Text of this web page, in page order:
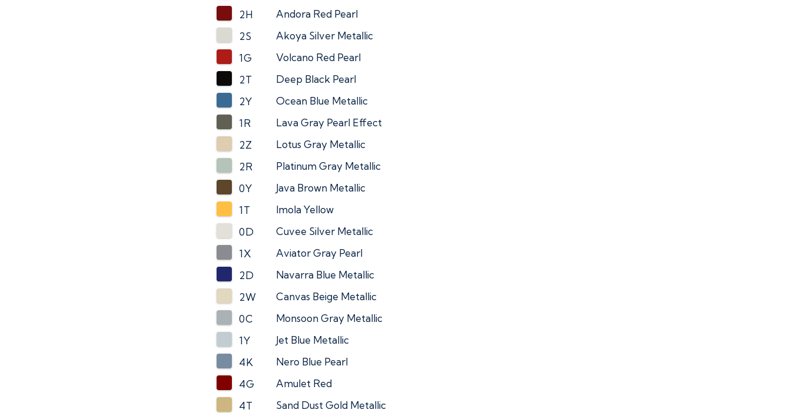
2H
Andora Red Pearl
2S
Akoya Silver Metallic
1G
Volcano Red Pearl
2T
Deep Black Pearl
2Y
Ocean Blue Metallic
1R
Lava Gray Pearl Effect
2Z
Lotus Gray Metallic
2R
Platinum Gray Metallic
0Y
Java Brown Metallic
1T
Imola Yellow
0D
Cuvee Silver Metallic
1X
Aviator Gray Pearl
2D
Navarra Blue Metallic
2W
Canvas Beige Metallic
0C
Monsoon Gray Metallic
1Y
Jet Blue Metallic
4K
Nero Blue Pearl
4G
Amulet Red
4T
Sand Dust Gold Metallic